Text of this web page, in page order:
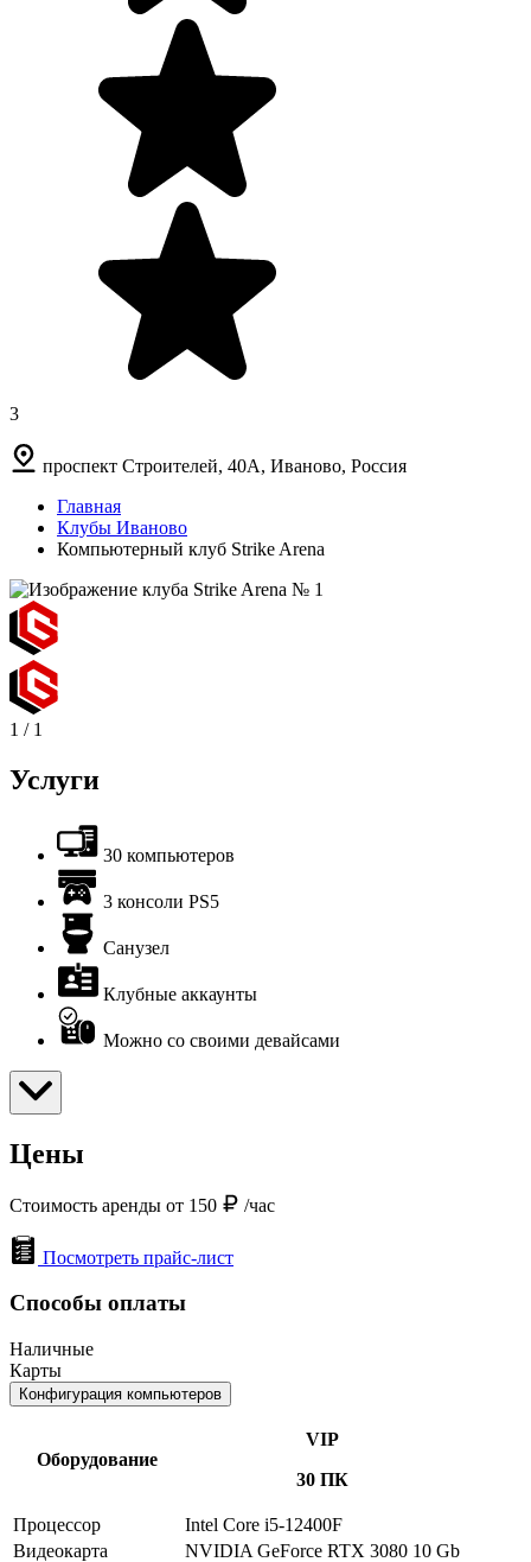
3
проспект Строителей, 40А, Иваново, Россия
Главная
Клубы Иваново
Компьютерный клуб Strike Arena
1 / 1
Услуги
30 компьютеров
3 консоли PS5
Санузел
Клубные аккаунты
Можно со своими девайсами
Цены
Стоимость аренды от 150 /час
Посмотреть прайс-лист
Способы оплаты
Наличные
Карты
Конфигурация компьютеров
Оборудование
VIP
30 ПК
Процессор
Intel Core i5-12400F
Видеокарта
NVIDIA GeForce RTX 3080 10 Gb